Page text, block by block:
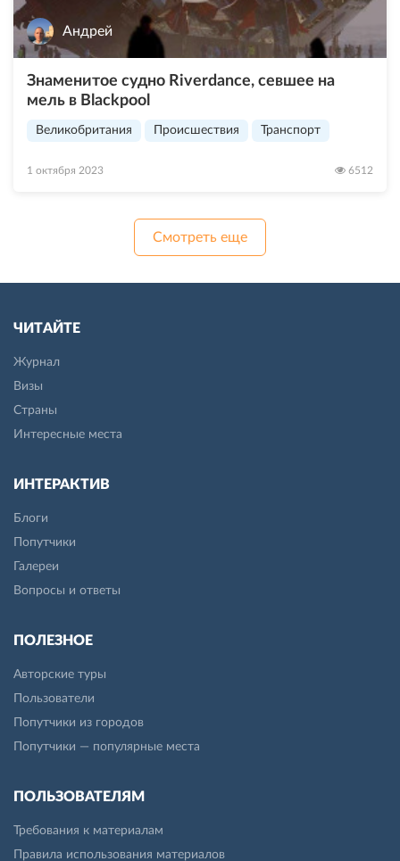
Андрей
Знаменитое судно Riverdance, севшее на
мель в Blackpool
Великобритания Происшествия Транспорт
1 октября 2023 6512
Смотреть еще
ЧИТАЙТЕ
Журнал
Визы
Страны
Интересные места
ИНТЕРАКТИВ
Блоги
Попутчики
Галереи
Вопросы и ответы
ПОЛЕЗНОЕ
Авторские туры
Пользователи
Попутчики из городов
Попутчики — популярные места
ПОЛЬЗОВАТЕЛЯМ
Требования к материалам
Правила использования материалов